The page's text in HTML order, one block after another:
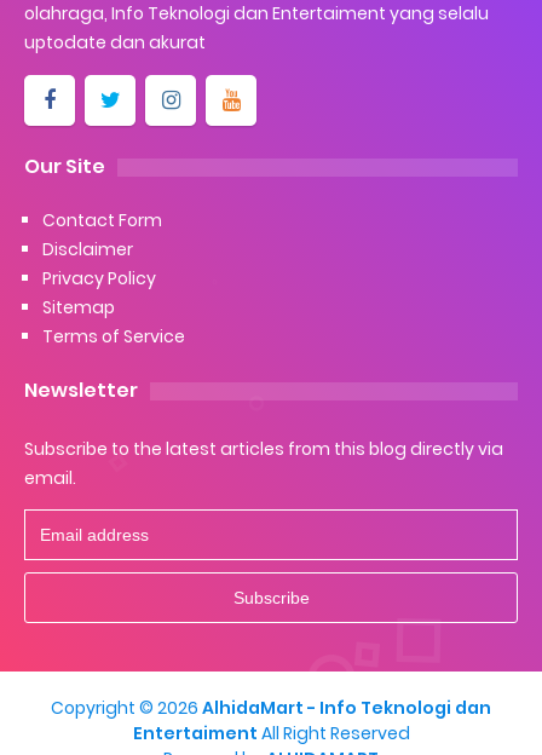
olahraga, Info Teknologi dan Entertaiment yang selalu
uptodate dan akurat
Our Site
Contact Form
Disclaimer
Privacy Policy
Sitemap
Terms of Service
Newsletter
Subscribe to the latest articles from this blog directly via
email.
Copyright © 2026 AlhidaMart - Info Teknologi dan
Entertaiment All Right Reserved